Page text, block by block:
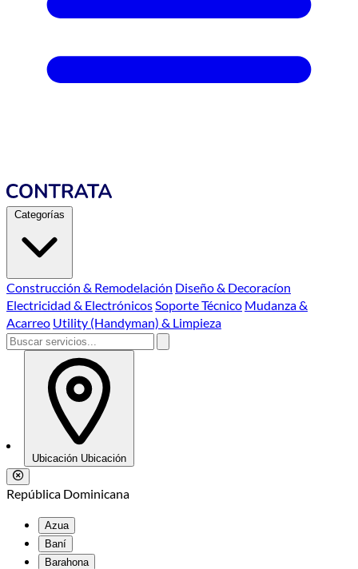
Categorías
Construcción & Remodelación Diseño & Decoracíon
Electricidad & ElectrónicosSoporte Técnico Mudanza &
Acarreo Utility (Handyman) & Limpieza
Ubicación Ubicación
República Dominicana
Azua
Baní
Barahona